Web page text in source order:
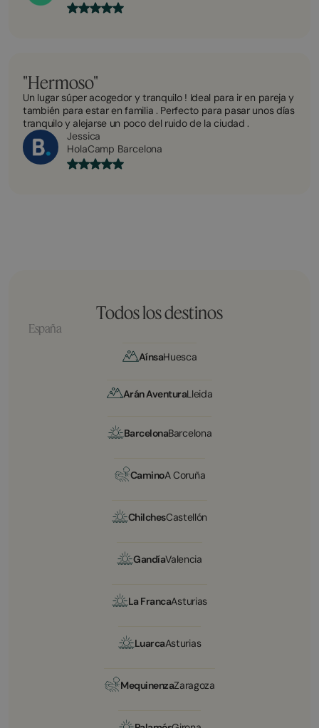
"Hermoso"
Un lugar súper acogedor y tranquilo ! Ideal para ir en pareja y
también para estar en familia . Perfecto para pasar unos días
tranquilo y alejarse un poco del ruido de la ciudad .
Jessica
HolaCamp Barcelona
Todos los destinos
España
AínsaHuesca
Arán AventuraLleida
BarcelonaBarcelona
CaminoA Coruña
ChilchesCastellón
GandíaValencia
La FrancaAsturias
LuarcaAsturias
MequinenzaZaragoza